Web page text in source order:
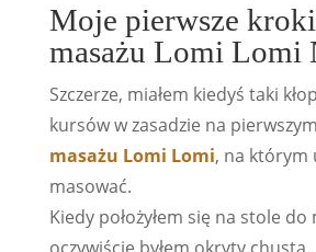
Moje pierwsze
masażu Lomi Lomi
Szczerze, miałem kiedyś taki
kursów w zasadzie na
masażu Lomi Lomi, na którym
masować.
Kiedy położyłem się na stole do
oczywiście byłem okryty